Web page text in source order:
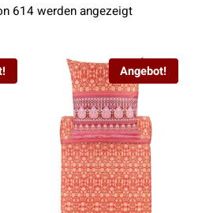
614 werden angezeigtNach
sortiert
Angebot!